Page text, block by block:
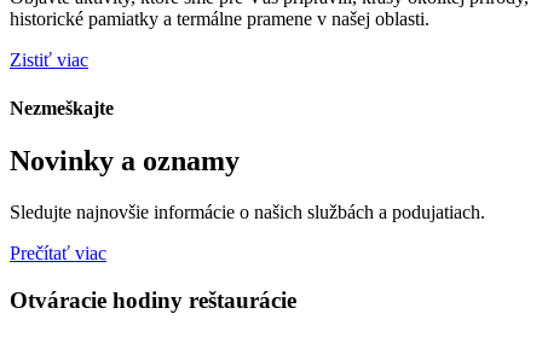
historické pamiatky a termálne pramene v našej oblasti.
Zistiť viac
Nezmeškajte
Novinky a oznamy
Sledujte najnovšie informácie o našich službách a podujatiach.
Prečítať viac
Otváracie hodiny reštaurácie